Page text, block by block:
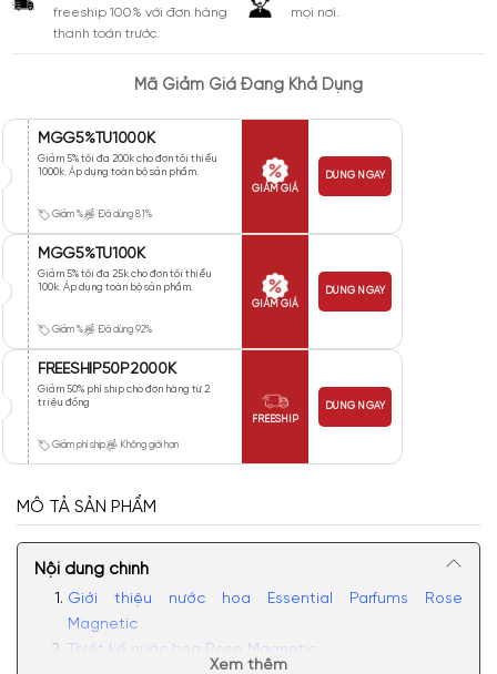
freeship 100% với đơn hàng
thanh toán trước.
mọi nơi.
Mã Giảm Giá Đang Khả Dụng
MGG5%TU1000K
Giảm 5% tối đa 200k cho đơn tối thiểu
1000k. Áp dụng toàn bộ sản phẩm.
Giảm % Đã dùng 81%
GIẢM GIÁ
DÙNG NGAY
MGG5%TU100K
Giảm 5% tối đa 25k cho đơn tối thiểu
100k. Áp dụng toàn bộ sản phẩm.
Giảm % Đã dùng 92%
GIẢM GIÁ
DÙNG NGAY
FREESHIP50P2000K
Giảm 50% phí ship cho đơn hàng từ 2
triệu đồng
Giảm phí ship Không giới hạn
FREESHIP
DÙNG NGAY
MÔ TẢ SẢN PHẨM
Nội dung chính
Giới thiệu nước hoa Essential Parfums Rose
Magnetic
Thiết kế nước hoa Rose Magnetic
Xem thêm